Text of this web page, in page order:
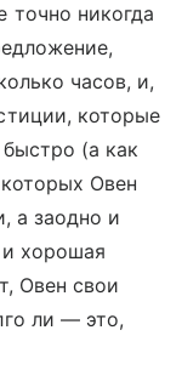
точно никогда
часов, и,
которые
быстро (а как
Овен
а заодно и
хорошая
Овен свои
ли — это,